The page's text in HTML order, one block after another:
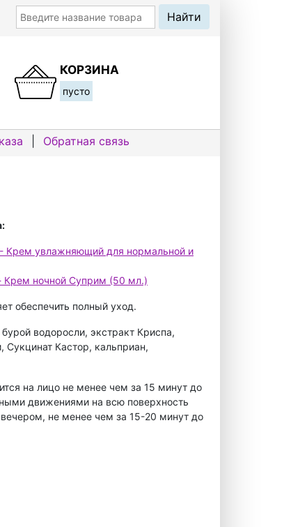
КОРЗИНА
пусто
Обратная связь
- Крем увлажняющий для нормальной и
Крем ночной Суприм (50 мл.)
обеспечить полный уход.
водоросли, экстракт Криспа,
Кастор, кальприан,
на лицо не менее чем за 15 минут до
движениями на всю поверхность
не менее чем за 15-20 минут до